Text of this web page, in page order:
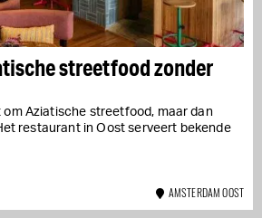
streetfood zonder
om Aziatische streetfood, maar dan
restaurant in Oost serveert bekende
AMSTERDAM OOST